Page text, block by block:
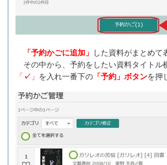
「予約かごに追加」 した資料がまとめて
その中から、予約をしたい資料タイトル
「 ✓ 」 を入れ一番下の 「予約」ボタンを押